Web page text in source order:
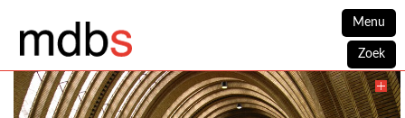
Menu
Zoek